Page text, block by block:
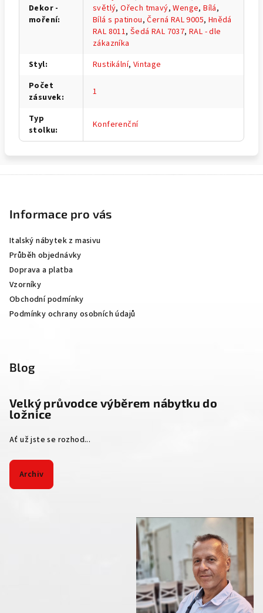
Dekor -
moření:
světlý,Ořech tmavý,Wenge,Bílá,
Bílá s patinou,Černá RAL 9005, Hnědá
RAL 8011,Šedá RAL 7037,RAL - dle
zákazníka
Styl: Rustikální, Vintage
Počet
zásuvek: 1
Typ
stolku: Konferenční
Informace pro vás
Italský nábytek z masivu
Průběh objednávky
Doprava a platba
Vzorníky
Obchodní podmínky
Podmínky ochrany osobních údajů
Blog
Velký průvodce výběrem nábytku do
ložnice
Ať už jste se rozhod...
Archiv